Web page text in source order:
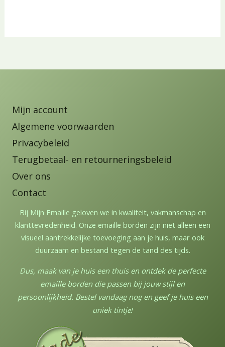
Mijn account
Algemene voorwaarden
Privacybeleid
Terugbetaal- en retourneringsbeleid
Over ons
Contact
Bij Mijn Emaille geloven we in kwaliteit, vakmanschap en
klanttevredenheid. Onze emaille borden zijn niet alleen een
visueel aantrekkelijke toevoeging aan je huis, maar ook
duurzaam en bestand tegen de tand des tijds.
Dus, maak van je huis een thuis en ontdek de perfecte
emaille borden die passen bij jouw stijl en
persoonlijkheid. Bestel vandaag nog en geef je huis een
uniek tintje!